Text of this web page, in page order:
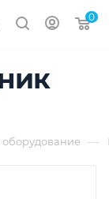
0
оборудование —